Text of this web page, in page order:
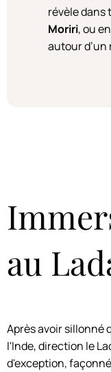
révèle dans
Moriri, ou
autour d’un
au
Après avoir sillonné
l'Inde, direction le
d'exception,